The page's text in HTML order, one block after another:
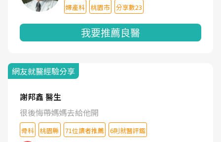
婦產科 桃園市 分享數23
我要推薦良醫
網友就醫經驗分享
謝邦鑫 醫生
很後悔帶媽媽去給他開
骨科 桃園縣 71位讀者推薦 6則就醫評鑑